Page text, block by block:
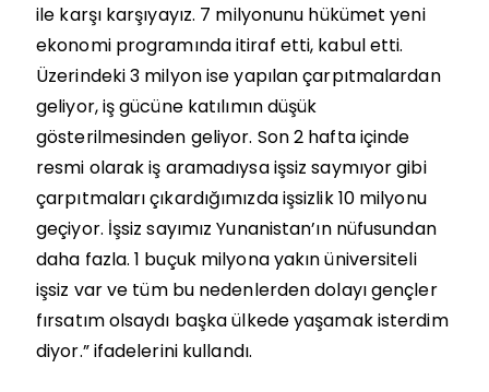
ile karşı karşıyayız. 7 milyonunu hükümet yeni
ekonomi programında itiraf etti, kabul etti.
Üzerindeki 3 milyon ise yapılan çarpıtmalardan
geliyor, iş gücüne katılımın düşük
gösterilmesinden geliyor. Son 2 hafta içinde
resmi olarak iş aramadıysa işsiz saymıyor gibi
çarpıtmaları çıkardığımızda işsizlik 10 milyonu
geçiyor. İşsiz sayımız Yunanistan’ın nüfusundan
daha fazla. 1 buçuk milyona yakın üniversiteli
işsiz var ve tüm bu nedenlerden dolayı gençler
fırsatım olsaydı başka ülkede yaşamak isterdim
diyor.” ifadelerini kullandı.